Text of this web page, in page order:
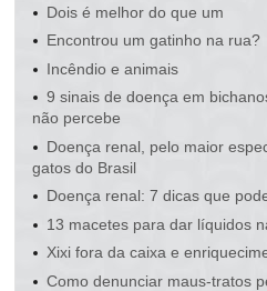
Dois é melhor do que um
Encontrou um gatinho na rua?
Incêndio e animais
9 sinais de doença em
não percebe
Doença renal, pelo maior
gatos do Brasil
Doença renal: 7 dicas que
13 macetes para dar líquidos
Xixi fora da caixa e
Como denunciar maus-tratos